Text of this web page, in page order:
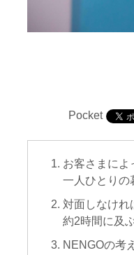
Pocket
お客さまによ
一人ひとりの
対面しなけれ
約2時間に及
NENGOの考